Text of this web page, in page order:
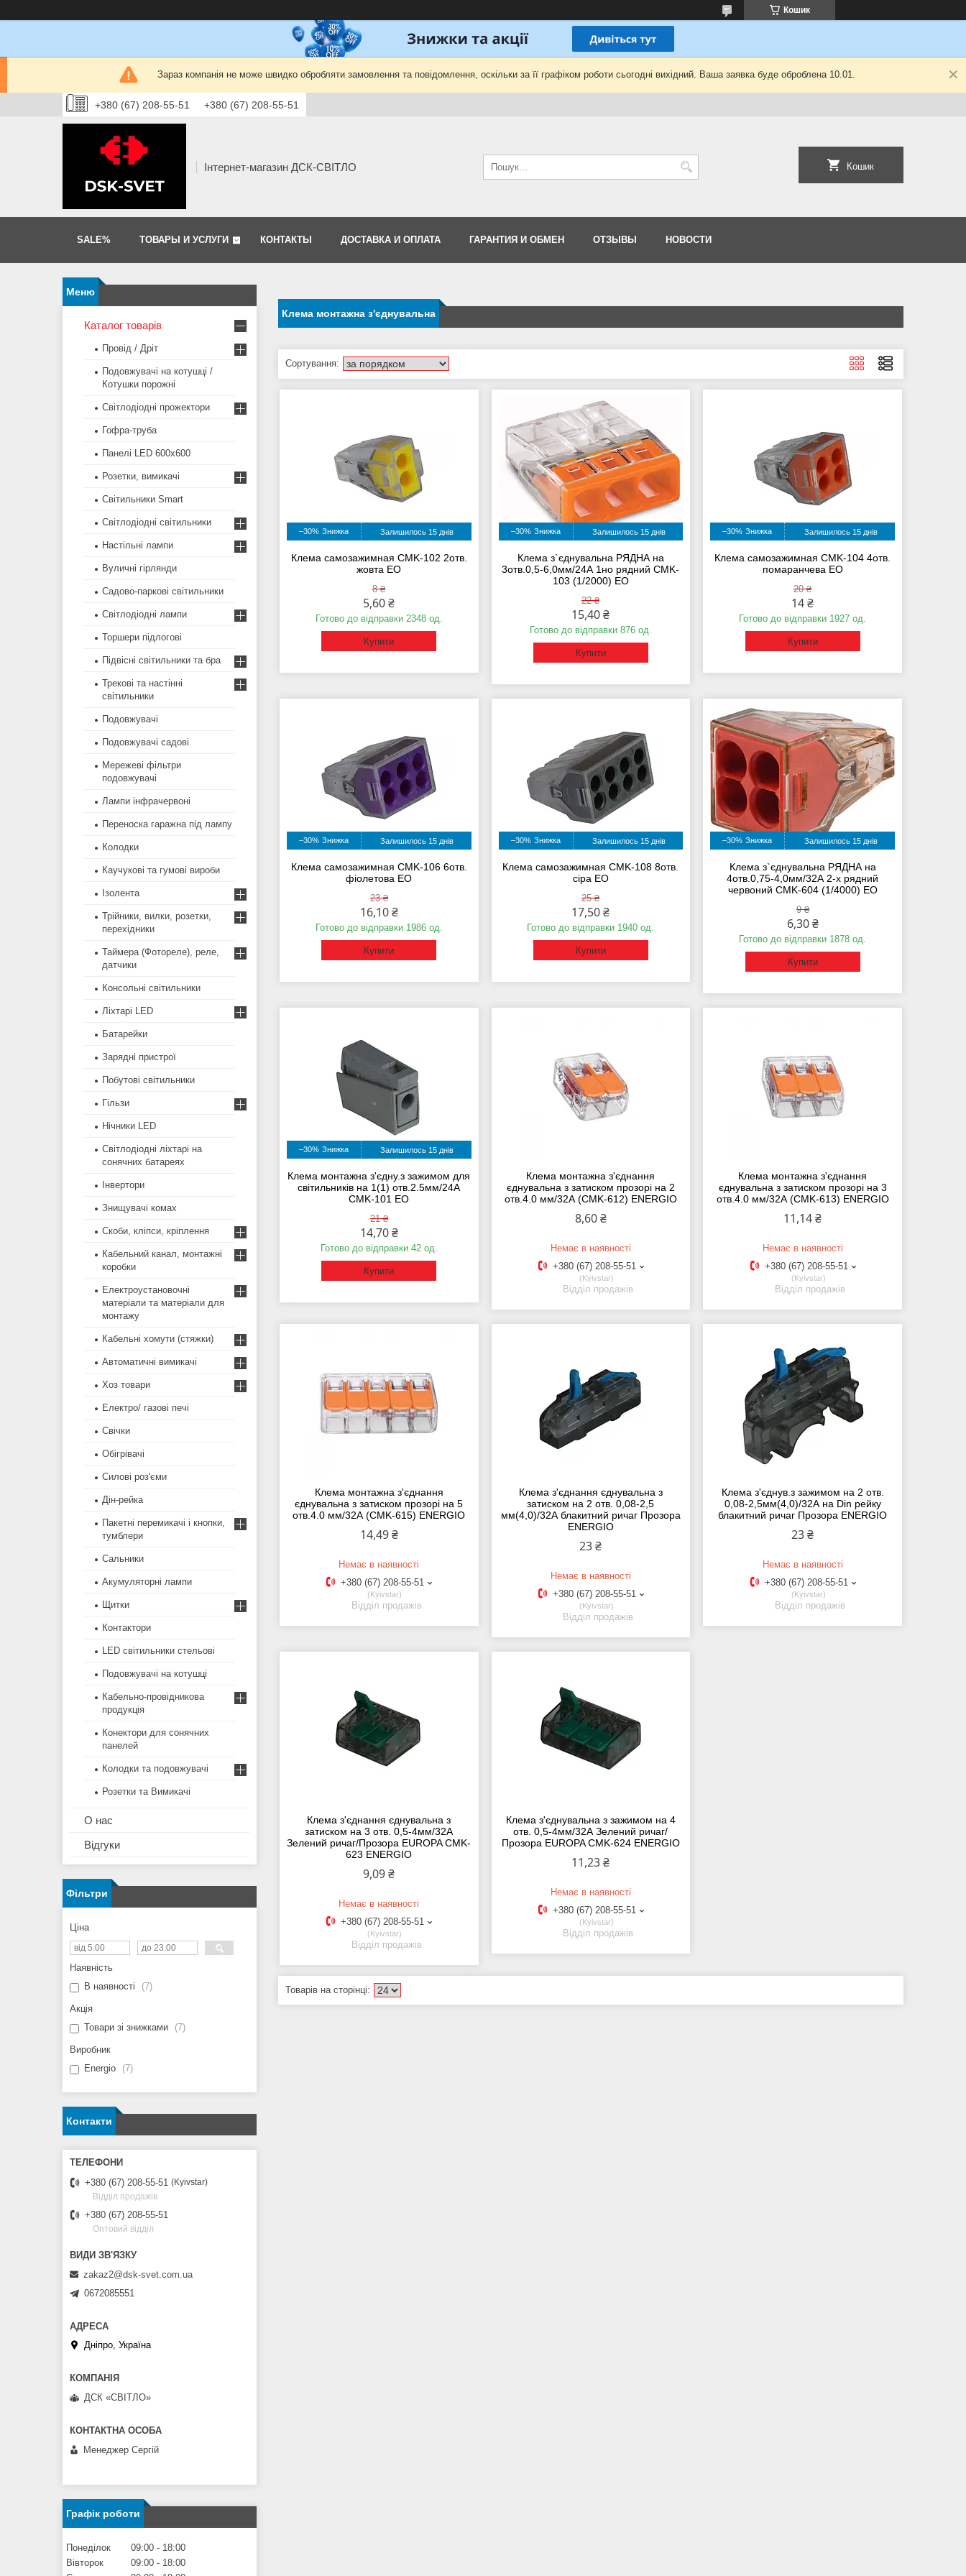
Кошик
Зараз компанія не може швидко обробляти замовлення та повідомлення, оскільки за її графіком роботи сьогодні вихідний. Ваша заявка буде оброблена 10.01.
+380 (67) 208-55-51 +380 (67) 208-55-51
Інтернет-магазин ДСК-СВІТЛО Кошик
SALE% ТОВАРЫ И УСЛУГИ КОНТАКТЫ ДОСТАВКА И ОПЛАТА ГАРАНТИЯ И ОБМЕН ОТЗЫВЫ НОВОСТИ
Клема монтажна з'єднувальна
–30% Залишилось 15 днів
Клема самозажимная CMK-102 2отв.
жовта ЕО
8 ₴
5,60 ₴
Готово до відправки 2348 од.
Купити
–30% Залишилось 15 днів
Клема з`єднувальна РЯДНА на
3отв.0,5-6,0мм/24А 1но рядний CMK-
103 (1/2000) ЕО
22 ₴
15,40 ₴
Готово до відправки 876 од.
Купити
–30% Залишилось 15 днів
Клема самозажимная CMK-104 4отв.
помаранчева ЕО
20 ₴
14 ₴
Готово до відправки 1927 од.
Купити
–30% Залишилось 15 днів
Клема самозажимная CMK-106 6отв.
фіолетова ЕО
23 ₴
16,10 ₴
Готово до відправки 1986 од.
Купити
–30% Залишилось 15 днів
Клема самозажимная CMK-108 8отв.
сіра ЕО
25 ₴
17,50 ₴
Готово до відправки 1940 од.
Купити
–30% Залишилось 15 днів
Клема з`єднувальна РЯДНА на
4отв.0,75-4,0мм/32А 2-х рядний
червоний CMK-604 (1/4000) ЕО
9 ₴
6,30 ₴
Готово до відправки 1878 од.
Купити
–30% Залишилось 15 днів
Клема монтажна з'єдну.з зажимом для
світильників на 1(1) отв.2.5мм/24А
CMK-101 ЕО
21 ₴
14,70 ₴
Готово до відправки 42 од.
Купити
Клема монтажна з'єднання
єднувальна з затиском прозорі на 2
отв.4.0 мм/32А (CMK-612) ENERGIO
8,60 ₴
Немає в наявності
+380 (67) 208-55-51
Kyivstar
Відділ продажів
Клема монтажна з'єднання
єднувальна з затиском прозорі на 3
отв.4.0 мм/32А (CMK-613) ENERGIO
11,14 ₴
Немає в наявності
+380 (67) 208-55-51
Kyivstar
Відділ продажів
Клема монтажна з'єднання
єднувальна з затиском прозорі на 5
отв.4.0 мм/32А (CMK-615) ENERGIO
14,49 ₴
Немає в наявності
+380 (67) 208-55-51
Kyivstar
Відділ продажів
Клема з'єднання єднувальна з
затиском на 2 отв. 0,08-2,5
мм(4,0)/32А блакитний ричаг Прозора
ENERGIO
23 ₴
Немає в наявності
+380 (67) 208-55-51
Kyivstar
Відділ продажів
Клема з'єднув.з зажимом на 2 отв.
0,08-2,5мм(4,0)/32А на Din рейку
блакитний ричаг Прозора ENERGIO
23 ₴
Немає в наявності
+380 (67) 208-55-51
Kyivstar
Відділ продажів
Клема з'єднання єднувальна з
затиском на 3 отв. 0,5-4мм/32А
Зелений ричаг/Прозора EUROPA CMK-
623 ENERGIO
9,09 ₴
Немає в наявності
+380 (67) 208-55-51
Kyivstar
Відділ продажів
Клема з'єднувальна з зажимом на 4
отв. 0,5-4мм/32А Зелений ричаг/
Прозора EUROPA CMK-624 ENERGIO
11,23 ₴
Немає в наявності
+380 (67) 208-55-51
Kyivstar
Відділ продажів
Каталог товарів
Провід / Дріт
Подовжувачі на котушці /
Котушки порожні
Світлодіодні прожектори
Гофра-труба
Панелі LED 600х600
Розетки, вимикачі
Світильники Smart
Світлодіодні світильники
Настільні лампи
Вуличні гірлянди
Садово-паркові світильники
Світлодіодні лампи
Торшери підлогові
Підвісні світильники та бра
Трекові та настінні
світильники
Подовжувачі
Подовжувачі садові
Мережеві фільтри
подовжувачі
Лампи інфрачервоні
Переноска гаражна під лампу
Колодки
Каучукові та гумові вироби
Ізолента
Трійники, вилки, розетки,
перехідники
Таймера (Фотореле), реле,
датчики
Консольні світильники
Ліхтарі LED
Батарейки
Зарядні пристрої
Побутові світильники
Гільзи
Нічники LED
Світлодіодні ліхтарі на
сонячних батареях
Інвертори
Знищувачі комах
Скоби, кліпси, кріплення
Кабельний канал, монтажні
коробки
Електроустановочні
матеріали та матеріали для
монтажу
Кабельні хомути (стяжки)
Автоматичні вимикачі
Хоз товари
Електро/ газові печі
Свічки
Обігрівачі
Силові роз'єми
Дін-рейка
Пакетні перемикачі і кнопки,
тумблери
Сальники
Акумуляторні лампи
Щитки
Контактори
LED світильники стельові
Подовжувачі на котушці
Кабельно-провідникова
продукція
Конектори для сонячних
панелей
Колодки та подовжувачі
Розетки та Вимикачі
О нас
Відгуки
Фільтри
Ціна
Наявність
В наявності
7
Акція
Товари зі знижками
7
Виробник
Energio
7
Контакти
+380 (67) 208-55-51
Kyivstar
Відділ продажів
+380 (67) 208-55-51
Оптовий відділ
zakaz2@dsk-svet.com.ua
0672085551
Дніпро, Україна
ДСК «СВІТЛО»
Менеджер Сергій
Графік роботи
Понеділок 09:00
18:00
Вівторок
09:00
18:00